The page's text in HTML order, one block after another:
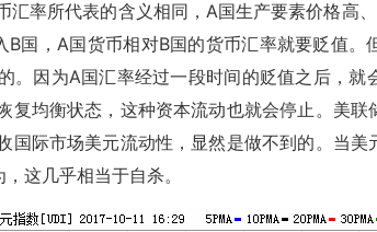
汇率所代表的含义相同，A国生产要素价格高
国，A国货币相对B国的货币汇率就要贬值。
。因为A国汇率经过一段时间的贬值之后，就
复均衡状态，这种资本流动也就会停止。美
国际市场美元流动性，显然是做不到的。当
这几乎相当于自杀。